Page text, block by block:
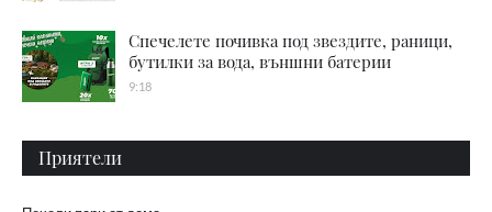
Спечелете почивка под звездите, раници,
бутилки за вода, външни батерии
9:18
Приятели